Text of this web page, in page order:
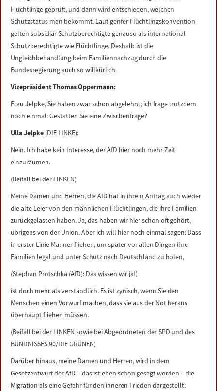
Flüchtlinge geprüft, und dann wird entschieden, welchen
Schutzstatus man bekommt. Laut genfer Flüchtlingskonvention
gelten subsidiär Schutzberechtigte genauso als international
Schutzberechtigte wie Flüchtlinge. Deshalb ist die
Ungleichbehandlung beim Familiennachzug durch die
Bundesregierung auch so willkürlich.
Vizepräsident Thomas Oppermann:
Frau Jelpke, Sie haben zwar schon abgelehnt; ich frage trotzdem
noch einmal: Gestatten Sie eine Zwischenfrage?
Ulla Jelpke (DIE LINKE):
Nein. Ich habe kein Interesse, der AfD hier noch mehr Zeit
einzuräumen.
(Beifall bei der LINKEN)
Meine Damen und Herren, die AfD hat in ihrem Antrag auch wieder
die alte Leier von den männlichen Flüchtlingen, die ihre Familien
zurückgelassen haben. Ja, das haben wir hier schon oft gehört,
übrigens von der Union. Aber ich will hier noch einmal sagen: Dass
in erster Linie Männer fliehen, um später vor allen Dingen ihre
Familien legal und unter Schutz nach Deutschland zu holen,
(Stephan Protschka (AfD): Das wissen wir ja!)
ist doch mehr als verständlich. Es ist zynisch, wenn Sie den
Menschen einen Vorwurf machen, dass sie aus der Not heraus
überhaupt fliehen müssen.
(Beifall bei der LINKEN sowie bei Abgeordneten der SPD und des
BÜNDNISSES 90/DIE GRÜNEN)
Darüber hinaus, meine Damen und Herren, wird in dem
Gesetzentwurf der AfD – das ist eben schon gesagt worden – die
Migration als eine Gefahr für den inneren Frieden dargestellt: